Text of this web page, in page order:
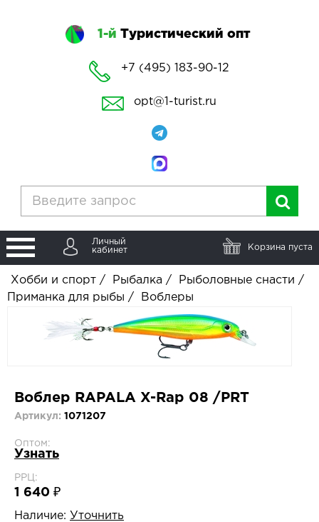
1-й Туристический опт
+7 (495) 183-90-12
opt@1-turist.ru
Личный
кабинет
Корзина пуста
Хобби и спорт / Рыбалка / Рыболовные снасти /
Приманка для рыбы / Воблеры
Воблер RAPALA X-Rap 08 /PRT
Артикул: 1071207
Оптом:
Узнать
РРЦ:
1 640 ₽
Наличие: Уточнить